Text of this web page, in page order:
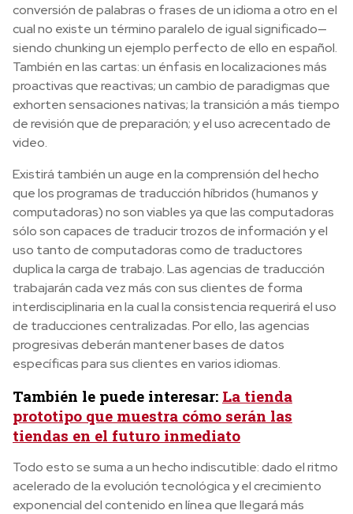
conversión de palabras o frases de un idioma a otro en el
cual no existe un término paralelo de igual significado—
siendo chunking un ejemplo perfecto de ello en español.
También en las cartas: un énfasis en localizaciones más
proactivas que reactivas; un cambio de paradigmas que
exhorten sensaciones nativas; la transición a más tiempo
de revisión que de preparación; y el uso acrecentado de
video.
Existirá también un auge en la comprensión del hecho
que los programas de traducción híbridos (humanos y
computadoras) no son viables ya que las computadoras
sólo son capaces de traducir trozos de información y el
uso tanto de computadoras como de traductores
duplica la carga de trabajo. Las agencias de traducción
trabajarán cada vez más con sus clientes de forma
interdisciplinaria en la cual la consistencia requerirá el uso
de traducciones centralizadas. Por ello, las agencias
progresivas deberán mantener bases de datos
específicas para sus clientes en varios idiomas.
También le puede interesar: La tienda
prototipo que muestra cómo serán las
tiendas en el futuro inmediato
Todo esto se suma a un hecho indiscutible: dado el ritmo
acelerado de la evolución tecnológica y el crecimiento
exponencial del contenido en línea que llegará más